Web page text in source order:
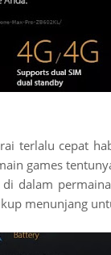
terlalu cepat
games
dalam
menunjang